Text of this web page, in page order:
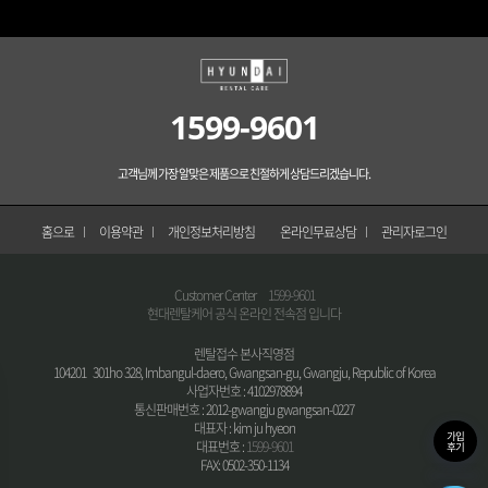
1599-9601
고객님께 가장 알맞은 제품으로 친절하게 상담드리겠습니다.
홈으로 이용약관 개인정보처리방침 온라인무료상담 관리자로그인
Customer Center 1599-9601
현대렌탈케어 공식 온라인 전속점 입니다
렌탈접수 본사직영점
104201 301ho 328, Imbangul-daero, Gwangsan-gu, Gwangju, Republic of Korea
사업자번호 : 4102978894
통신판매번호 : 2012-gwangju gwangsan-0227
대표자 : kim ju hyeon
대표번호 :1599-9601
FAX: 0502-350-1134
가입
후기